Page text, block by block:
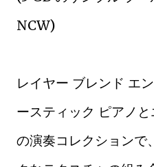
NCW)
レイヤー ブレンド エ
ースティック ピアノ
の演奏コレクションで